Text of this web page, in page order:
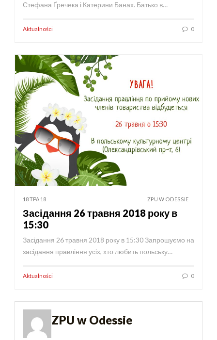
Стефана Ґречека і Катерини Банах. Батько в…
Aktualności 0
18 ТРА 18 ZPU W ODESSIE
Засідання 26 травня 2018 року в
15:30
Засідання 26 травня 2018 року в 15:30 Запрошуємо на
засідання правління усіх, хто любить польську…
Aktualności 0
ZPU w Odessie